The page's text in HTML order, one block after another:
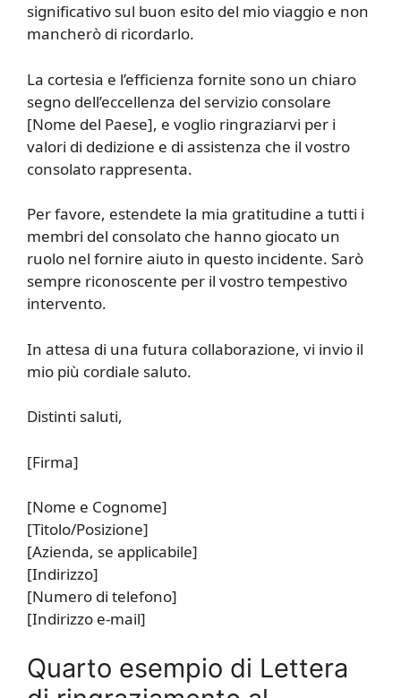
significativo sul buon esito del mio viaggio e non
mancherò di ricordarlo.
La cortesia e l’efficienza fornite sono un chiaro
segno dell’eccellenza del servizio consolare
[Nome del Paese], e voglio ringraziarvi per i
valori di dedizione e di assistenza che il vostro
consolato rappresenta.
Per favore, estendete la mia gratitudine a tutti i
membri del consolato che hanno giocato un
ruolo nel fornire aiuto in questo incidente. Sarò
sempre riconoscente per il vostro tempestivo
intervento.
In attesa di una futura collaborazione, vi invio il
mio più cordiale saluto.
Distinti saluti,
[Firma]
[Nome e Cognome]
[Titolo/Posizione]
[Azienda, se applicabile]
[Indirizzo]
[Numero di telefono]
[Indirizzo e-mail]
Quarto esempio di Lettera